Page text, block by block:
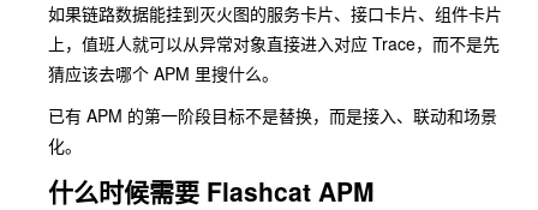
如果链路数据能挂到灭火图的服务卡片、接口卡片、组件卡片
上，值班人就可以从异常对象直接进入对应 Trace，而不是先
猜应该去哪个 APM 里搜什么。
已有 APM 的第一阶段目标不是替换，而是接入、联动和场景
化。
什么时候需要 Flashcat APM